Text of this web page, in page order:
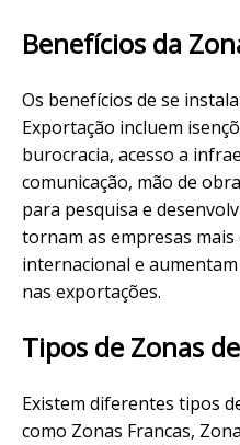
Benefícios da
Os benefícios de se
Exportação incluem
burocracia, acesso a
comunicação, mão de
para pesquisa e
tornam as empresas
internacional e
nas exportações.
Tipos de Zonas
Existem diferentes tipos
como Zonas Francas,